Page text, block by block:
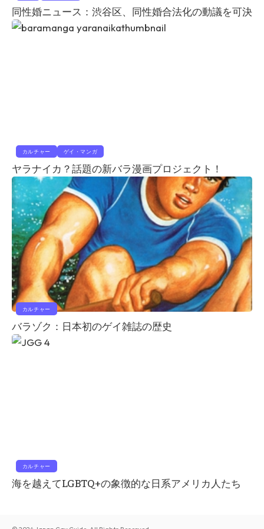
同性婚ニュース：渋谷区、同性婚合法化の動議を可決
カルチャー ゲイ・マンガ
ヤラナイカ？話題の新バラ漫画プロジェクト！
カルチャー
バラゾク：日本初のゲイ雑誌の歴史
カルチャー
海を越えてLGBTQ+の象徴的な日系アメリカ人たち